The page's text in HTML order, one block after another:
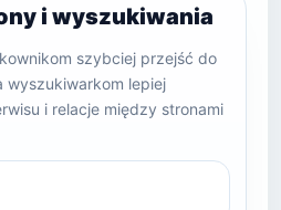
i wyszukiwania
szybciej przejść do
wyszukiwarkom lepiej
i relacje między stronami